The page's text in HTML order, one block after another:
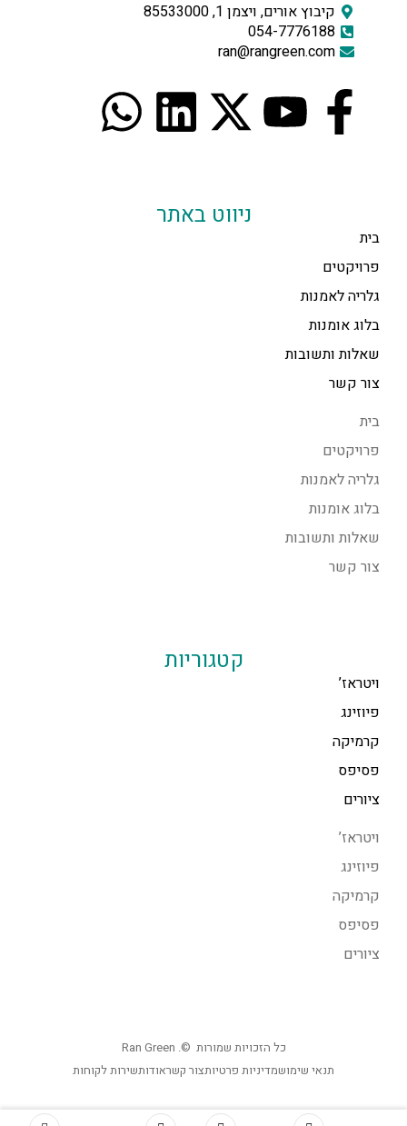
קיבוץ אורים, ויצמן 1, 85533000
054-7776188
ran@rangreen.com
ניווט באתר
בית
פרויקטים
גלריה לאמנות
בלוג אומנות
שאלות ותשובות
צור קשר
בית
פרויקטים
גלריה לאמנות
בלוג אומנות
שאלות ותשובות
צור קשר
קטגוריות
ויטראז’
פיוזינג
קרמיקה
פסיפס
ציורים
ויטראז’
פיוזינג
קרמיקה
פסיפס
ציורים
כל הזכויות שמורות ©. Ran Green
תנאי שימושמדיניות פרטיותצור קשראודותשירות לקוחות